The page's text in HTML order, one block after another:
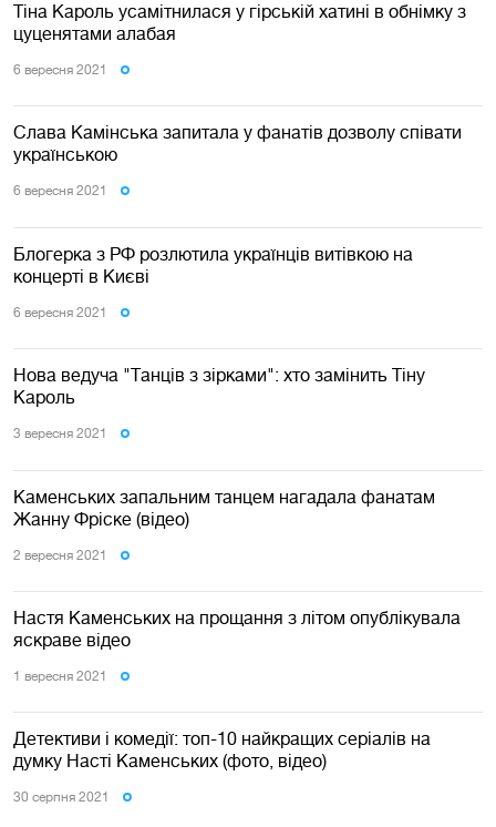
Тіна Кароль усамітнилася у гірській хатині в обнімку з
цуценятами алабая
6 вересня 2021
Слава Камінська запитала у фанатів дозволу співати
українською
6 вересня 2021
Блогерка з РФ розлютила українців витівкою на
концерті в Києві
6 вересня 2021
Нова ведуча "Танців з зірками": хто замінить Тіну
Кароль
3 вересня 2021
Каменських запальним танцем нагадала фанатам
Жанну Фріске (відео)
2 вересня 2021
Настя Каменських на прощання з літом опублікувала
яскраве відео
1 вересня 2021
Детективи і комедії: топ-10 найкращих серіалів на
думку Насті Каменських (фото, відео)
30 серпня 2021